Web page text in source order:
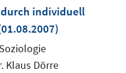
durch individuell
neuem
Fenster
Klaus Dörre